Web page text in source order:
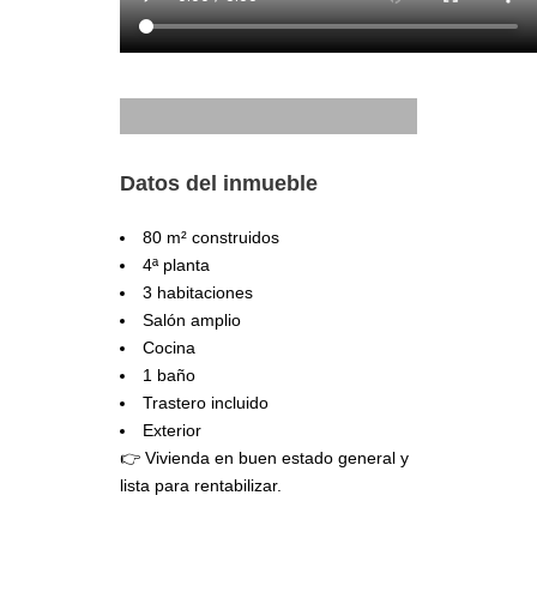
Datos del inmueble
80 m² construidos
4ª planta
3 habitaciones
Salón amplio
Cocina
1 baño
Trastero incluido
Exterior
👉 Vivienda en buen estado general y
lista para rentabilizar.